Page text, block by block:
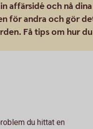
affärsidé och nå
för andra och gör
Få tips om hur
du hittat en